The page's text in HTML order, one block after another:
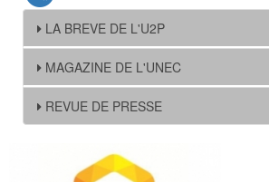
LA BREVE DE L'U2P
MAGAZINE DE L'UNEC
REVUE DE PRESSE